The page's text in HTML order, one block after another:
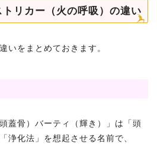
リカー（火の呼吸）の違い
いをまとめておきます。
蓋骨）バーティ（輝き）」は「頭
浄化法」を想起させる名前で、